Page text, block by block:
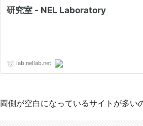
両側が空白になっているサイトが多い